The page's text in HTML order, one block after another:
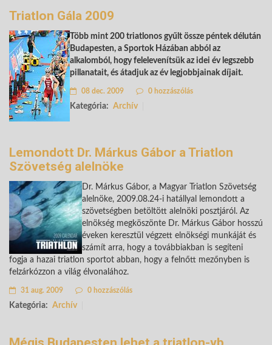
Triatlon Gála 2009
Több mint 200 triatlonos gyűlt össze péntek délután
Budapesten, a Sportok Házában abból az
alkalomból, hogy felelevenítsük az idei év legszebb
pillanatait, és átadjuk az év legjobbjainak díjait.
08 dec. 2009 0 hozzászólás
Kategória: Archív
Lemondott Dr. Márkus Gábor a Triatlon
Szövetség alelnöke
Dr. Márkus Gábor, a Magyar Triatlon Szövetség
alelnöke, 2009.08.24-i hatállyal lemondott a
szövetségben betöltött alelnöki posztjáról. Az
elnökség megköszönte Dr. Márkus Gábor hosszú
éveken keresztül végzett elnökségi munkáját és
számít arra, hogy a továbbiakban is segíteni
fogja a hazai triatlon sportot abban, hogy a felnőtt mezőnyben is
felzárkózzon a világ élvonalához.
31 aug. 2009 0 hozzászólás
Kategória: Archív